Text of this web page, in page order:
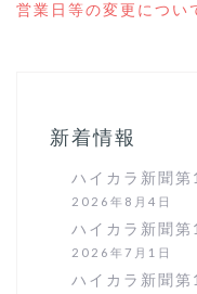
ナ
営業日等の変更につい
新着情報
ハイカラ新聞
2026年8月4日
ハイカラ新聞
2026年7月1日
ハイカラ新聞